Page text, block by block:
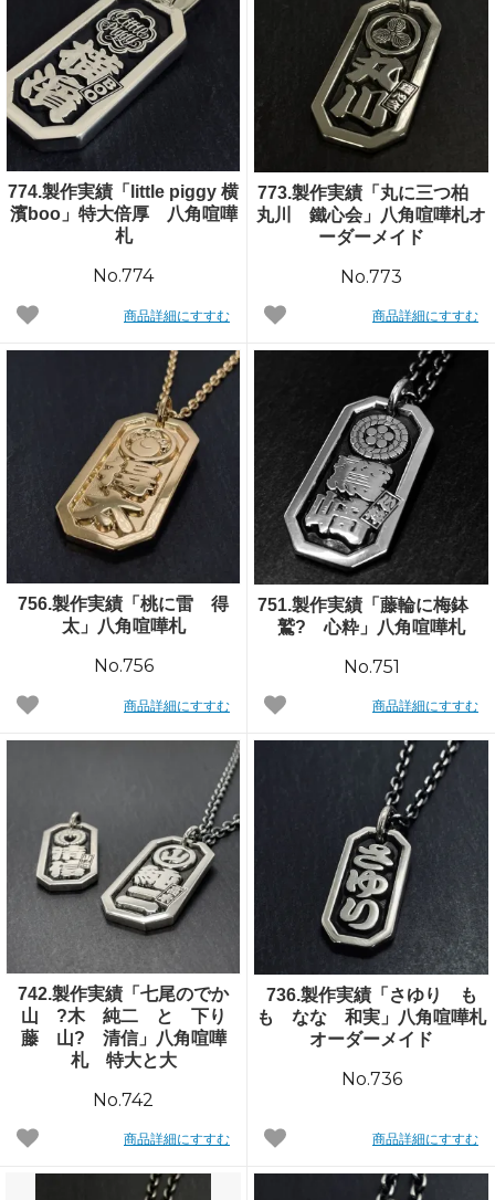
774.製作実績「little piggy 横
濱boo」特大倍厚 八角喧嘩
札
No.774
商品詳細にすすむ
773.製作実績「丸に三つ柏
丸川 鐵心会」八角喧嘩札オ
ーダーメイド
No.773
商品詳細にすすむ
756.製作実績「桃に雷 得
太」八角喧嘩札
No.756
商品詳細にすすむ
751.製作実績「藤輪に梅鉢
鷲? 心粋」八角喧嘩札
No.751
商品詳細にすすむ
742.製作実績「七尾のでか
山 ?木 純二 と 下り
藤 山? 清信」八角喧嘩
札 特大と大
No.742
商品詳細にすすむ
736.製作実績「さゆり も
も なな 和実」八角喧嘩札
オーダーメイド
No.736
商品詳細にすすむ